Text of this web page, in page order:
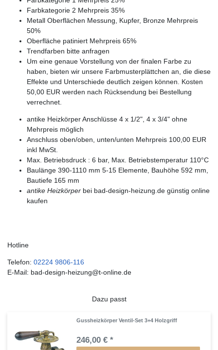
Farbkategorie 2 Mehrpreis 35%
Metall Oberflächen Messung, Kupfer, Bronze Mehrpreis
50%
Oberfläche patiniert Mehrpreis 65%
Trendfarben bitte anfragen
Um eine genaue Vorstellung von der finalen Farbe zu
haben, bieten wir unsere Farbmusterplättchen an, die diese
Effekte und Unterschiede deutlich zeigen können. Kosten
50,00 EUR werden nach Rücksendung bei Bestellung
verrechnet.
antike Heizkörper Anschlüsse 4 x 1/2", 4 x 3/4" ohne
Mehrpreis möglich
Anschluss oben/oben, unten/unten Mehrpreis 100,00 EUR
inkl MwSt.
Max. Betriebsdruck : 6 bar, Max. Betriebstemperatur 110°C
Baulänge 390-1110 mm 5-15 Elemente, Bauhöhe 592 mm,
Bautiefe 165 mm
antike Heizkörper bei bad-design-heizung.de günstig online
kaufen
Hotline
Telefon: 02224 9806-116
E-Mail: bad-design-heizung@t-online.de
Dazu passt
Gussheizkörper Ventil-Set 3+4 Holzgriff
246,00 € *